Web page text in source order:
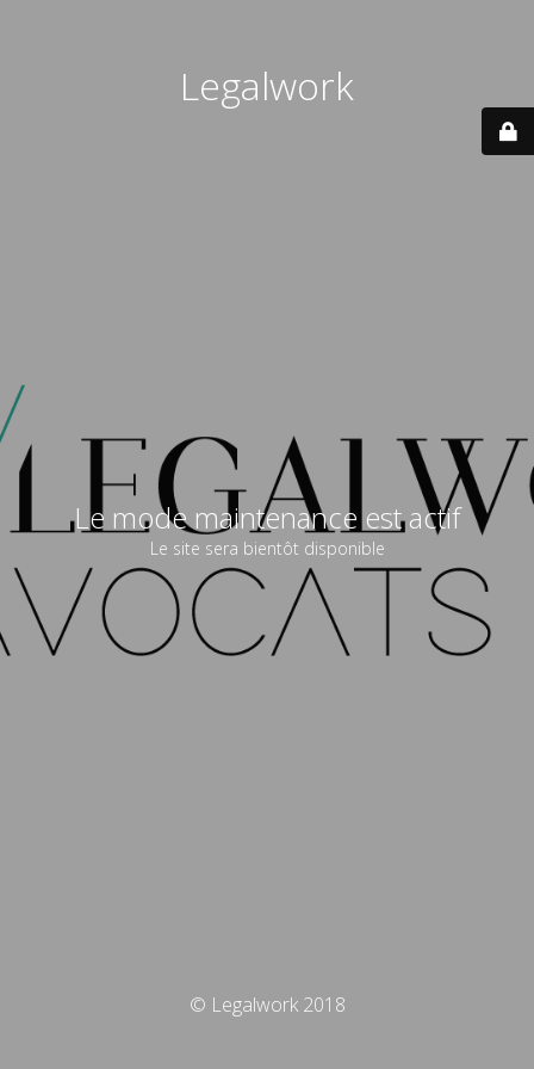
Legalwork
Le mode maintenance est actif
Le site sera bientôt disponible
© Legalwork 2018